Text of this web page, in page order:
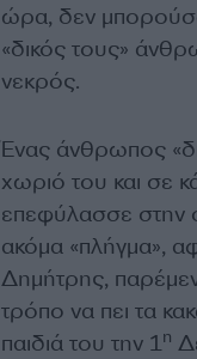
ώρα, δεν
«δικός τους»
νεκρός.
Ένας άνθρωπος
χωριό του και σε
επεφύλασσε στην
ακόμα «πλήγμα»,
Δημήτρης,
τρόπο να πει τα
παιδιά του την 1η